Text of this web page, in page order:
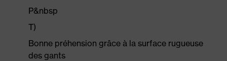
P&nbsp
T)
Bonne préhension grâce à la surface rugueuse
des gants